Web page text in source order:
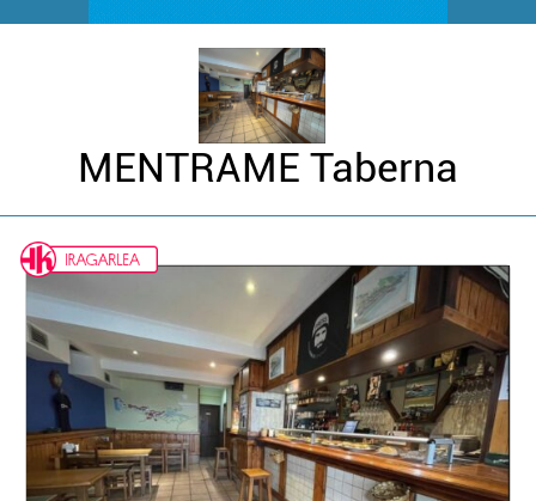
MENTRAME Taberna